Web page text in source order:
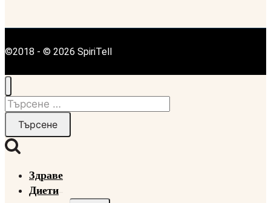
©2018 - © 2026 SpiriTell
Търсене
Здраве
Диети